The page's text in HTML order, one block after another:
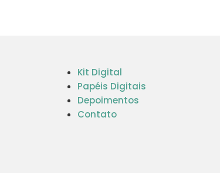
Kit Digital
Papéis Digitais
Depoimentos
Contato